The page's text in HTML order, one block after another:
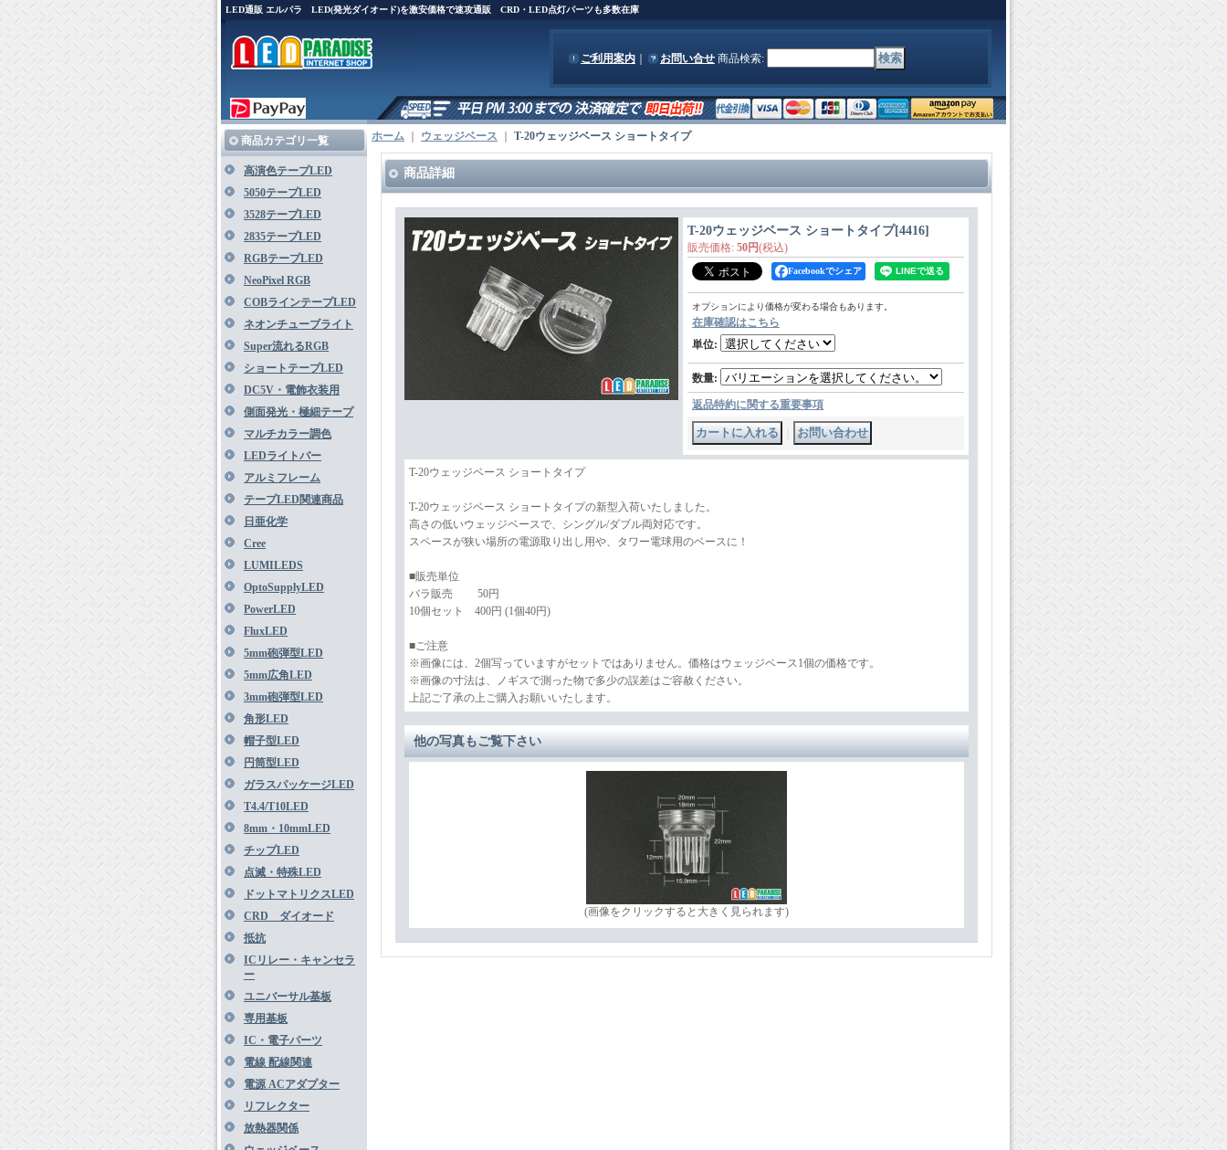
LED通販 エルパラ LED(発光ダイオード)を激安価格で速攻通販 CRD・LED点灯パーツも多数在庫
ご利用案内 お問い合せ 商品検索:
商品カテゴリ一覧
高演色テープLED
5050テープLED
3528テープLED
2835テープLED
RGBテープLED
NeoPixel RGB
COBラインテープLED
ネオンチューブライト
Super流れるRGB
ショートテープLED
DC5V・電飾衣装用
側面発光・極細テープ
マルチカラー調色
LEDライトバー
アルミフレーム
テープLED関連商品
日亜化学
Cree
LUMILEDS
OptoSupplyLED
PowerLED
FluxLED
5mm砲弾型LED
5mm広角LED
3mm砲弾型LED
角形LED
帽子型LED
円筒型LED
ガラスパッケージLED
T4.4/T10LED
8mm・10mmLED
チップLED
点滅・特殊LED
ドットマトリクスLED
CRD ダイオード
抵抗
ICリレー・キャンセラ
ー
ユニバーサル基板
専用基板
IC・電子パーツ
電線 配線関連
電源 ACアダプター
リフレクター
放熱器関係
ホーム ウェッジベース T-20ウェッジベース ショートタイプ
商品詳細
T-20ウェッジベース ショートタイプ[4416]
販売価格: 50円(税込)
Facebookでシェア
オプションにより価格が変わる場合もあります。
在庫確認はこちら
単位:
数量:
返品特約に関する重要事項
T-20ウェッジベース ショートタイプ
T-20ウェッジベース ショートタイプの新型入荷いたしました。
高さの低いウェッジベースで、シングル/ダブル両対応です。
スペースが狭い場所の電源取り出し用や、タワー電球用のベースに！
■販売単位
バラ販売 50円
10個セット 400円 (1個40円)
■ご注意
※画像には、2個写っていますがセットではありません。価格はウェッジベース1個の価格です。
※画像の寸法は、ノギスで測った物で多少の誤差はご容赦ください。
上記ご了承の上ご購入お願いいたします。
他の写真もご覧下さい
(画像をクリックすると大きく見られます)